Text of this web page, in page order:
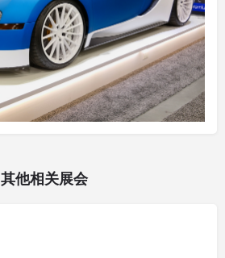
其他相关展会